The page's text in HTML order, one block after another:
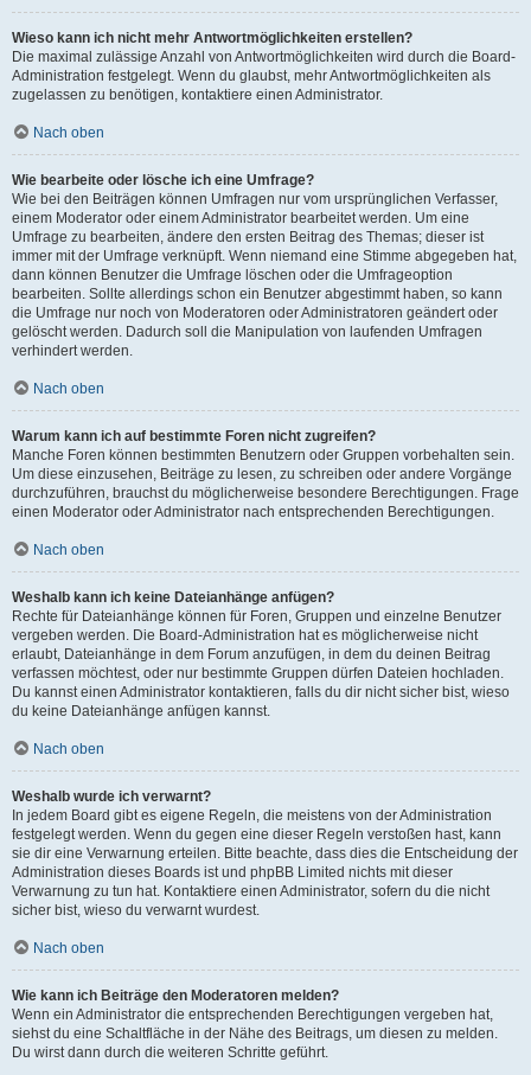
Wieso kann ich nicht mehr Antwortmöglichkeiten erstellen?
Die maximal zulässige Anzahl von Antwortmöglichkeiten wird durch die Board-
Administration festgelegt. Wenn du glaubst, mehr Antwortmöglichkeiten als
zugelassen zu benötigen, kontaktiere einen Administrator.
Nach oben
Wie bearbeite oder lösche ich eine Umfrage?
Wie bei den Beiträgen können Umfragen nur vom ursprünglichen Verfasser,
einem Moderator oder einem Administrator bearbeitet werden. Um eine
Umfrage zu bearbeiten, ändere den ersten Beitrag des Themas; dieser ist
immer mit der Umfrage verknüpft. Wenn niemand eine Stimme abgegeben hat,
dann können Benutzer die Umfrage löschen oder die Umfrageoption
bearbeiten. Sollte allerdings schon ein Benutzer abgestimmt haben, so kann
die Umfrage nur noch von Moderatoren oder Administratoren geändert oder
gelöscht werden. Dadurch soll die Manipulation von laufenden Umfragen
verhindert werden.
Nach oben
Warum kann ich auf bestimmte Foren nicht zugreifen?
Manche Foren können bestimmten Benutzern oder Gruppen vorbehalten sein.
Um diese einzusehen, Beiträge zu lesen, zu schreiben oder andere Vorgänge
durchzuführen, brauchst du möglicherweise besondere Berechtigungen. Frage
einen Moderator oder Administrator nach entsprechenden Berechtigungen.
Nach oben
Weshalb kann ich keine Dateianhänge anfügen?
Rechte für Dateianhänge können für Foren, Gruppen und einzelne Benutzer
vergeben werden. Die Board-Administration hat es möglicherweise nicht
erlaubt, Dateianhänge in dem Forum anzufügen, in dem du deinen Beitrag
verfassen möchtest, oder nur bestimmte Gruppen dürfen Dateien hochladen.
Du kannst einen Administrator kontaktieren, falls du dir nicht sicher bist, wieso
du keine Dateianhänge anfügen kannst.
Nach oben
Weshalb wurde ich verwarnt?
In jedem Board gibt es eigene Regeln, die meistens von der Administration
festgelegt werden. Wenn du gegen eine dieser Regeln verstoßen hast, kann
sie dir eine Verwarnung erteilen. Bitte beachte, dass dies die Entscheidung der
Administration dieses Boards ist und phpBB Limited nichts mit dieser
Verwarnung zu tun hat. Kontaktiere einen Administrator, sofern du die nicht
sicher bist, wieso du verwarnt wurdest.
Nach oben
Wie kann ich Beiträge den Moderatoren melden?
Wenn ein Administrator die entsprechenden Berechtigungen vergeben hat,
siehst du eine Schaltfläche in der Nähe des Beitrags, um diesen zu melden.
Du wirst dann durch die weiteren Schritte geführt.